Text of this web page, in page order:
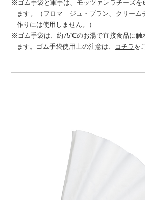
※ゴム手袋と軍手は、モッツァレラチーズを
ます。（フロマ―ジュ・ブラン、クリーム
作りには使用しません。）
※ゴム手袋は、約75℃のお湯で直接食品に触
ます。ゴム手袋使用上の注意は、
コチラ を